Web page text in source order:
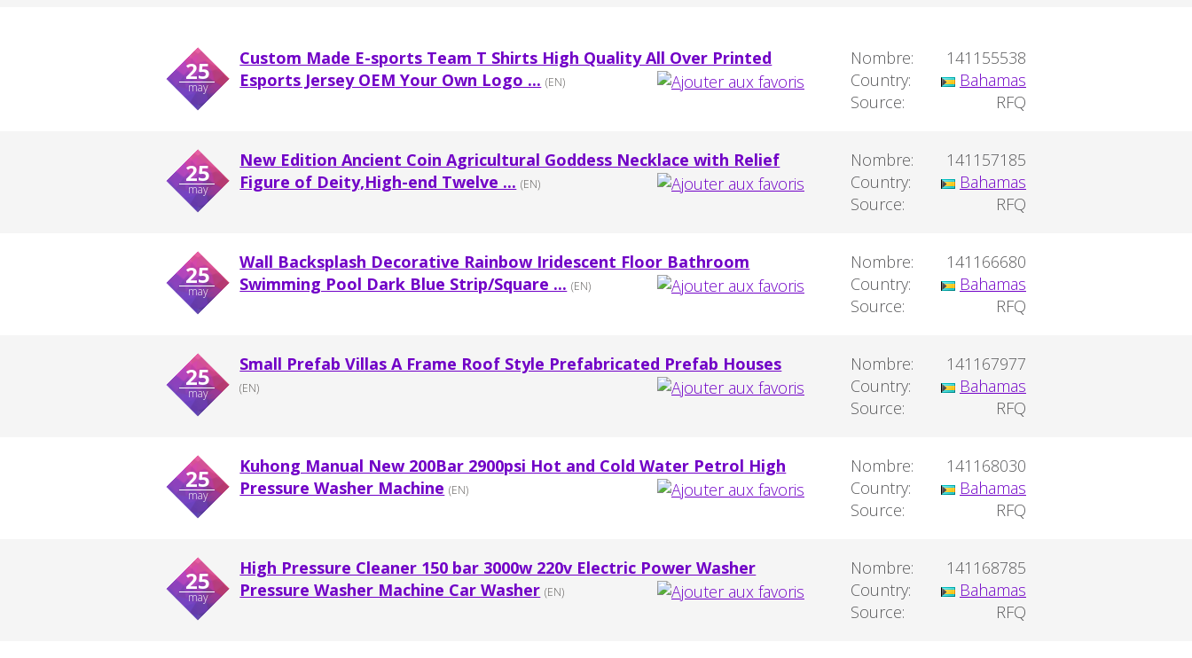
25
may
Custom Made E-sports Team T Shirts High Quality All Over Printed
Esports Jersey OEM Your Own Logo ... (EN)
Nombre:
141155538
Country:
Bahamas
Source:
RFQ
25
may
New Edition Ancient Coin Agricultural Goddess Necklace with Relief
Figure of Deity,High-end Twelve ... (EN)
Nombre:
141157185
Country:
Bahamas
Source:
RFQ
25
may
Wall Backsplash Decorative Rainbow Iridescent Floor Bathroom
Swimming Pool Dark Blue Strip/Square ... (EN)
Nombre:
141166680
Country:
Bahamas
Source:
RFQ
25
may
Small Prefab Villas A Frame Roof Style Prefabricated Prefab Houses
(EN)
Nombre:
141167977
Country:
Bahamas
Source:
RFQ
25
may
Kuhong Manual New 200Bar 2900psi Hot and Cold Water Petrol High
Pressure Washer Machine (EN)
Nombre:
141168030
Country:
Bahamas
Source:
RFQ
25
may
High Pressure Cleaner 150 bar 3000w 220v Electric Power Washer
Pressure Washer Machine Car Washer (EN)
Nombre:
141168785
Country:
Bahamas
Source:
RFQ